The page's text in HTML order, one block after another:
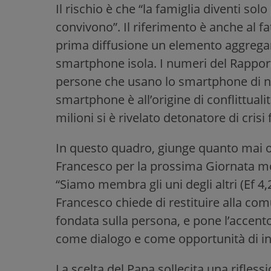
Il rischio è che “la famiglia diventi
convivono”. Il riferimento è anche al
prima diffusione un elemento
smartphone isola. I numeri del
persone che usano lo smartphone di
smartphone è all’origine di
milioni si è rivelato detonatore di crisi
In questo quadro, giunge quanto mai
Francesco per la prossima Giornata
“Siamo membra gli uni degli altri (Ef
Francesco chiede di restituire alla
fondata sulla persona, e pone
come dialogo e come opportunità di